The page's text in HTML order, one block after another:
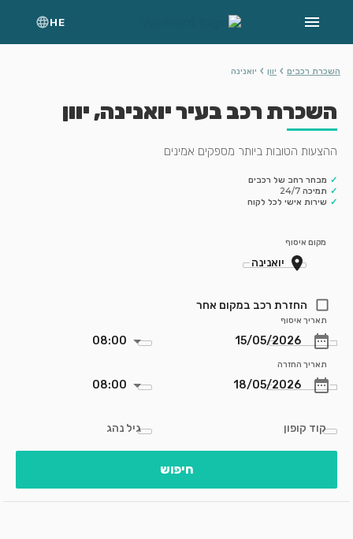
HE
השכרת רכבים › יוון › יואנינה
השכרת רכב בעיר יואנינה, יוון
ההצעות הטובות ביותר מספקים אמינים
✓ מבחר רחב של רכבים
✓ תמיכה 24/7
✓ שירות אישי לכל לקוח
מקום איסוף
החזרת רכב במקום אחר
תאריך איסוף
08:00
תאריך החזרה
08:00
קוד קופון גיל נהג
חיפוש